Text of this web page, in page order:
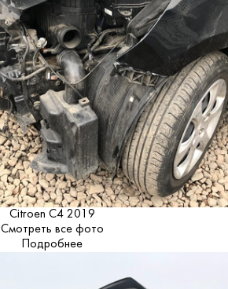
Citroen C4 2019
Смотреть все фото
Подробнее